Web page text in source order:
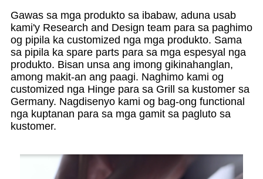
Gawas sa mga produkto sa ibabaw, aduna usab
kami'y Research and Design team para sa paghimo
og pipila ka customized nga mga produkto. Sama
sa pipila ka spare parts para sa mga espesyal nga
produkto. Bisan unsa ang imong gikinahanglan,
among makit-an ang paagi. Naghimo kami og
customized nga Hinge para sa Grill sa kustomer sa
Germany. Nagdisenyo kami og bag-ong functional
nga kuptanan para sa mga gamit sa pagluto sa
kustomer.